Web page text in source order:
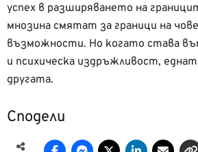
успех в разширяването на
мнозина смятат за граници на
възможности. Но когато става
и психическа издръжливост,
другата.
Сподели